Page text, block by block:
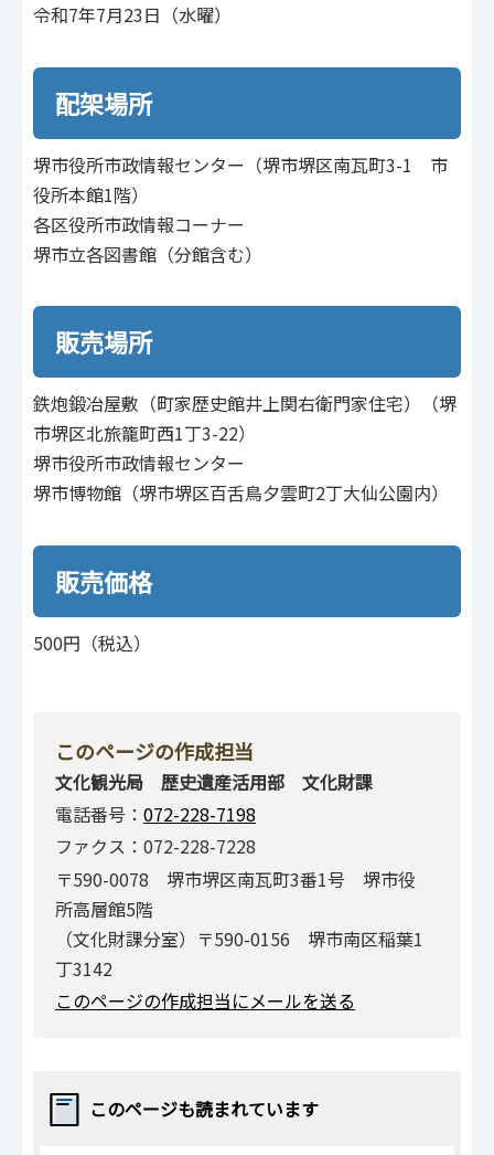
令和7年7月23日（水曜）
配架場所
堺市役所市政情報センター（堺市堺区南瓦町3-1 市
役所本館1階）
各区役所市政情報コーナー
堺市立各図書館（分館含む）
販売場所
鉄炮鍛冶屋敷（町家歴史館井上関右衛門家住宅）（堺
市堺区北旅籠町西1丁3-22）
堺市役所市政情報センター
堺市博物館（堺市堺区百舌鳥夕雲町2丁大仙公園内）
販売価格
500円（税込）
このページの作成担当
文化観光局 歴史遺産活用部 文化財課
電話番号： 072-228-7198
ファクス：072-228-7228
〒590-0078 堺市堺区南瓦町3番1号 堺市役
所高層館5階
（文化財課分室）〒590-0156 堺市南区稲葉1
丁3142
このページの作成担当にメールを送る
このページも読まれています